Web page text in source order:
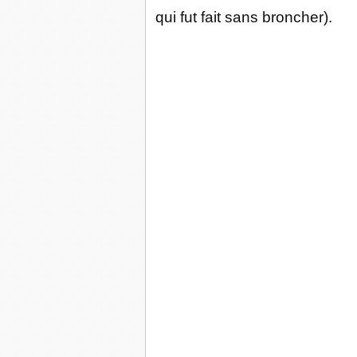
qui fut fait sans broncher).